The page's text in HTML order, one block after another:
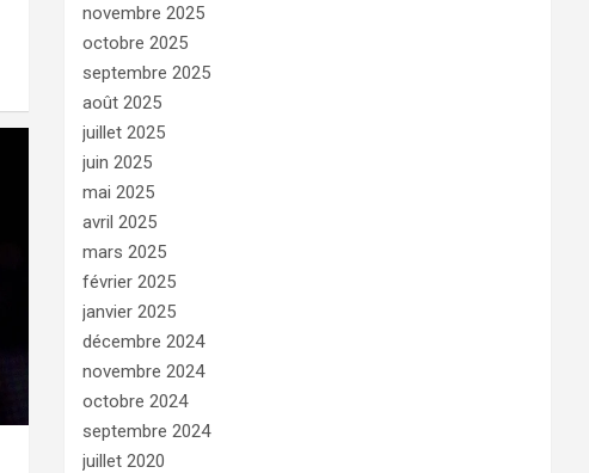
novembre 2025
octobre 2025
septembre 2025
août 2025
juillet 2025
juin 2025
mai 2025
avril 2025
mars 2025
février 2025
janvier 2025
décembre 2024
novembre 2024
octobre 2024
septembre 2024
juillet 2020